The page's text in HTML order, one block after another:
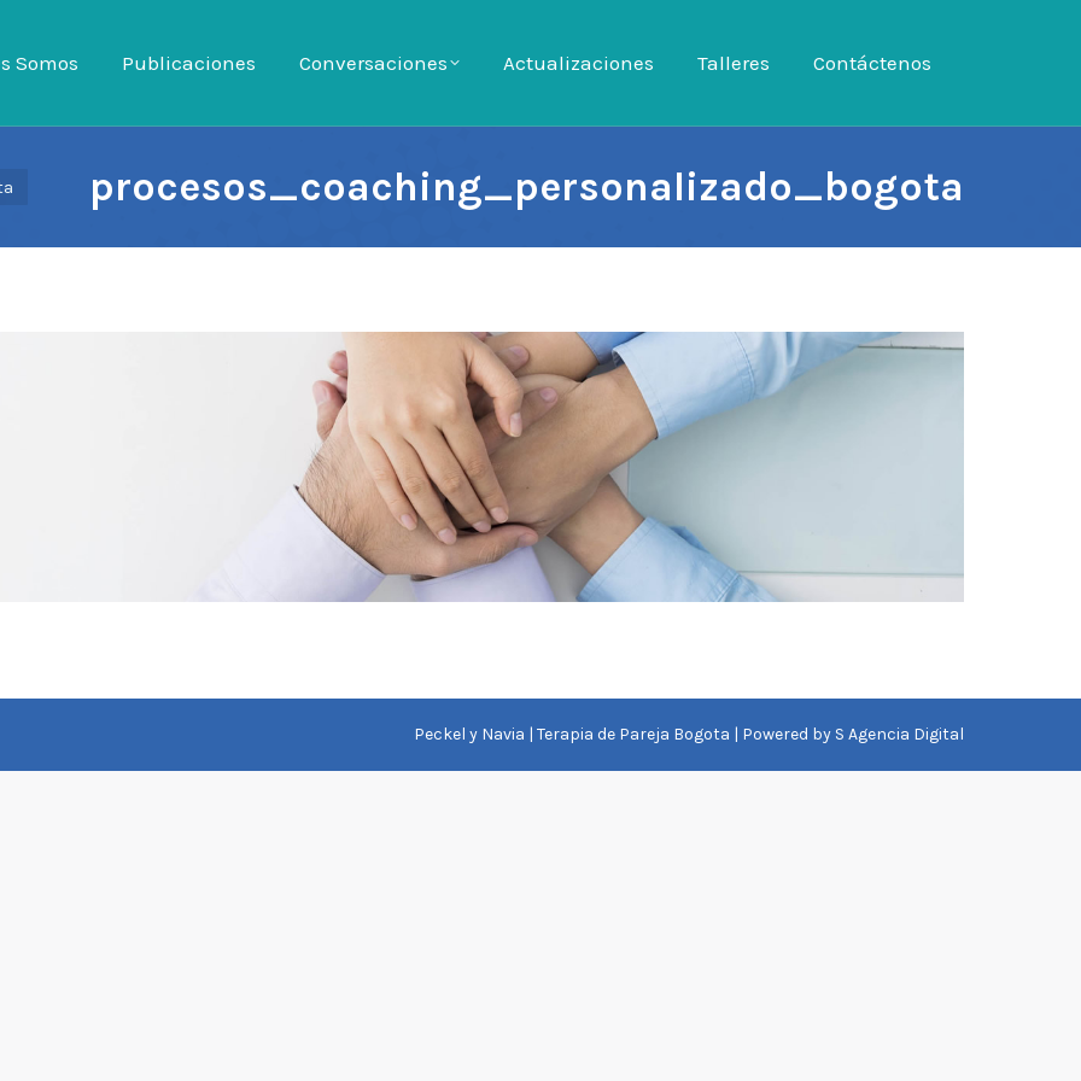
Somos Publicaciones Conversaciones Actualizaciones Talleres Contáctenos
procesos_coaching_personalizado_bogota
Peckel y Navia | Terapia de Pareja Bogota | Powered by S Agencia Digital
Somos Publicaciones Conversaciones Actualizaciones Talleres Contáctenos